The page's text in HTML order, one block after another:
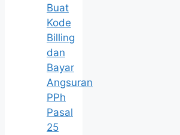
Buat
Kode
Billing
dan
Bayar
Angsuran
PPh
Pasal
25